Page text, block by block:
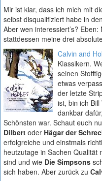
Mir ist klar, dass ich mich mit
selbst disqualifiziert habe in
Aber wen interessiert’s?
stattdessen meine drei
Calvin and
Klassikern.
seinen
etwas
der letzte
ist, bin ich
dankbar
Schönsten war. Schaut euch
Dilbert oder Hägar der
erfolgreiche und einstmals
heutzutage in Sachen Qualität
sind und wie Die Simpsons
sich haben. Aber zurück zu